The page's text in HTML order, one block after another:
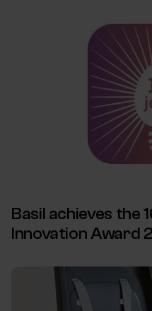
Basil achieves the
Innovation Award